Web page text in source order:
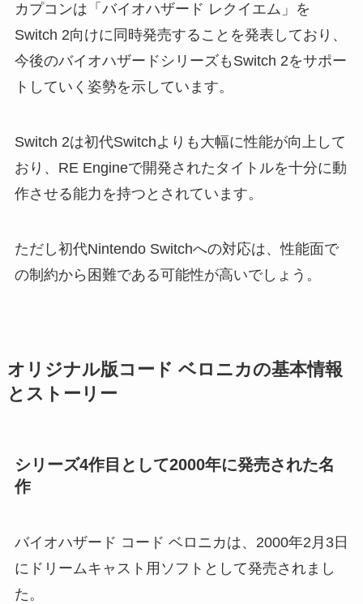
カプコンは「バイオハザード レクイエム」を
Switch 2向けに同時発売することを発表しており、
今後のバイオハザードシリーズもSwitch 2をサポー
トしていく姿勢を示しています。
Switch 2は初代Switchよりも大幅に性能が向上して
おり、RE Engineで開発されたタイトルを十分に動
作させる能力を持つとされています。
ただし初代Nintendo Switchへの対応は、性能面で
の制約から困難である可能性が高いでしょう。
オリジナル版コード ベロニカの基本情報
とストーリー
シリーズ4作目として2000年に発売された名
作
バイオハザード コード ベロニカは、2000年2月3日
にドリームキャスト用ソフトとして発売されまし
た。